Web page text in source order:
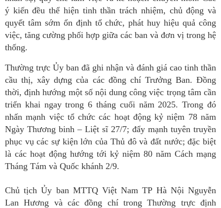
ý kiến đều thể hiện tinh thần trách nhiệm, chủ động và
quyết tâm sớm ổn định tổ chức, phát huy hiệu quả công
việc, tăng cường phối hợp giữa các ban và đơn vị trong hệ
thống.
Thường trực Ủy ban đã ghi nhận và đánh giá cao tinh thần
cầu thị, xây dựng của các đồng chí Trưởng Ban. Đồng
thời, định hướng một số nội dung công việc trọng tâm cần
triển khai ngay trong 6 tháng cuối năm 2025. Trong đó
nhấn mạnh việc tổ chức các hoạt động kỷ niệm 78 năm
Ngày Thương binh – Liệt sĩ 27/7; đẩy mạnh tuyên truyền
phục vụ các sự kiện lớn của Thủ đô và đất nước; đặc biệt
là các hoạt động hướng tới kỷ niệm 80 năm Cách mạng
Tháng Tám và Quốc khánh 2/9.
Chủ tịch Ủy ban MTTQ Việt Nam TP Hà Nội Nguyễn
Lan Hương và các đồng chí trong Thường trực định